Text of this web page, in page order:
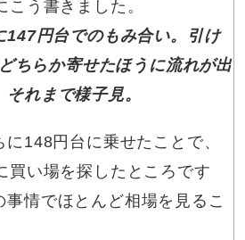
う書きました。
147円台でのもみ合い。引け
ちらか寄せたほうに流れが出
れまで様子見。
148円台に乗せたことで、
買い場を探したところです
情でほとんど相場を見るこ